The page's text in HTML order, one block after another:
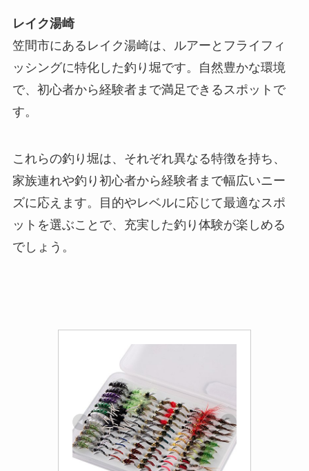
レイク湯崎
笠間市にあるレイク湯崎は、ルアーとフライフィ
ッシングに特化した釣り堀です。自然豊かな環境
で、初心者から経験者まで満足できるスポットで
す。
これらの釣り堀は、それぞれ異なる特徴を持ち、
家族連れや釣り初心者から経験者まで幅広いニー
ズに応えます。目的やレベルに応じて最適なスポ
ットを選ぶことで、充実した釣り体験が楽しめる
でしょう。